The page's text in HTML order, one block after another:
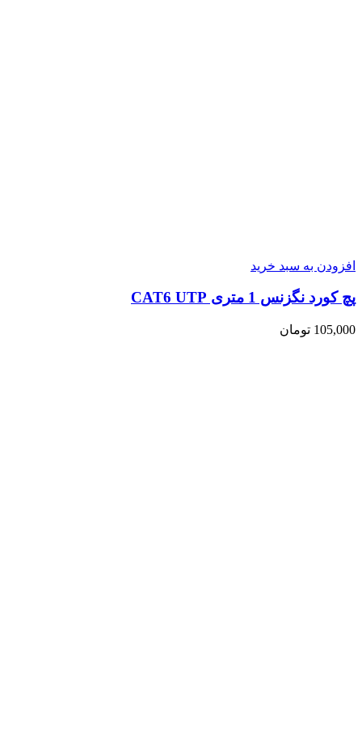
افزودن به سبد خرید
پچ کورد نگزنس 1 متری CAT6 UTP
105,000 تومان